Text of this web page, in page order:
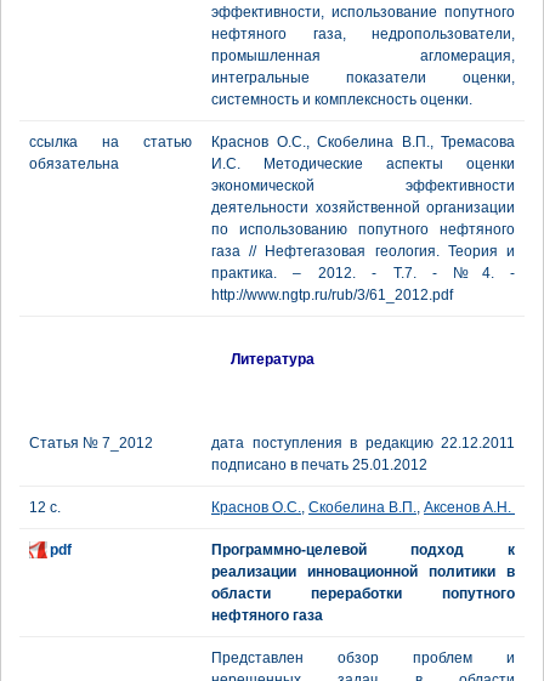
эффективности, использование попутного
нефтяного газа, недропользователи,
промышленная агломерация,
интегральные показатели оценки,
системность и комплексность оценки.
ссылка на статью
обязательна
Краснов О.С., Скобелина В.П., Тремасова
И.С. Методические аспекты оценки
экономической эффективности
деятельности хозяйственной организации
по использованию попутного нефтяного
газа // Нефтегазовая геология. Теория и
практика. – 2012. - Т.7. - №4. -
http://www.ngtp.ru/rub/3/61_2012.pdf
Литература
Статья № 7_2012
дата поступления в редакцию 22.12.2011
подписано в печать 25.01.2012
12 с. Краснов О.С., Скобелина В.П., Аксенов А.Н.
pdf
Программно-целевой подход к
реализации инновационной политики в
области переработки попутного
нефтяного газа
Представлен обзор проблем и